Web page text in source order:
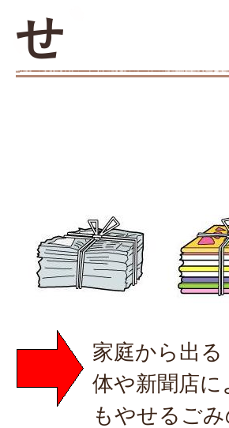
せ
家庭から出
体や新聞店
もやせるご